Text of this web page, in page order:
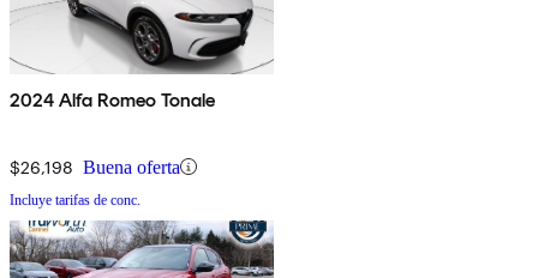
2024 Alfa Romeo Tonale
$26,198 Buena oferta
Incluye tarifas de conc.